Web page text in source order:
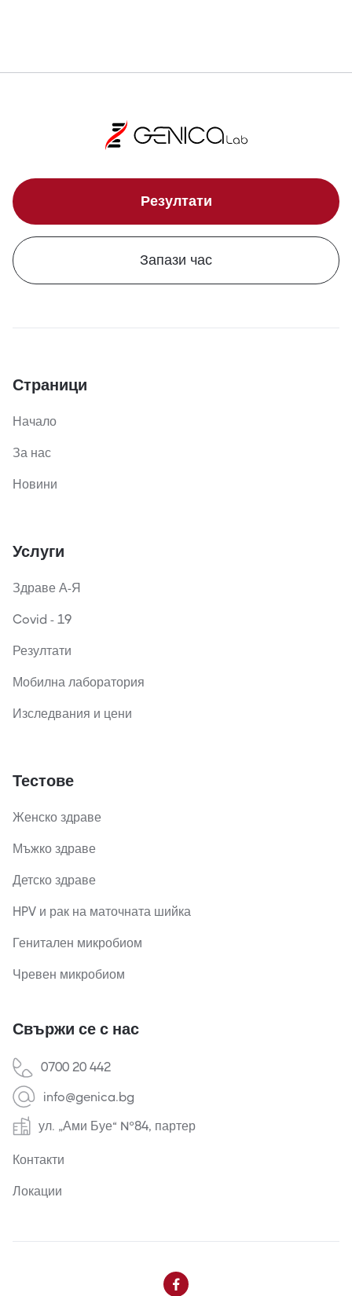
Резултати
Запази час
Страници
Начало
За нас
Новини
Услуги
Здраве А-Я
Covid - 19
Резултати
Мобилна лаборатория
Изследвания и цени
Тестове
Женско здраве
Мъжко здраве
Детско здраве
HPV и рак на маточната шийка
Генитален микробиом
Чревен микробиом
Свържи се с нас
0700 20 442
info@genica.bg
ул. „Ами Буе“ №84, партер
Контакти
Локации
